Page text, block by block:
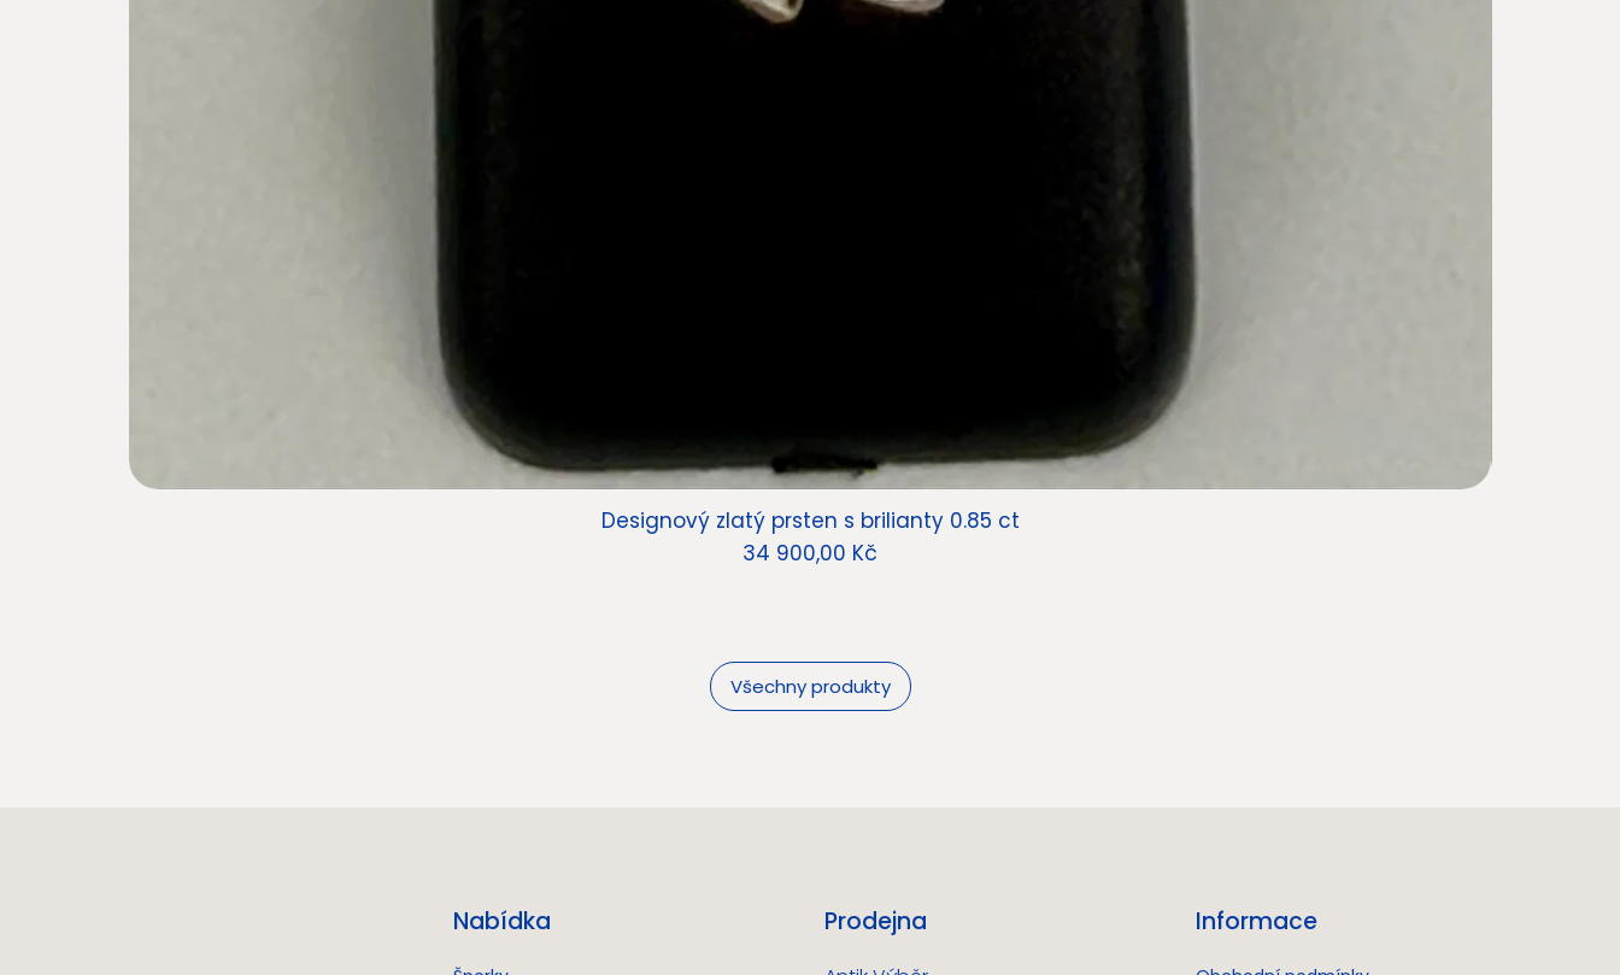
Všechny produkty
Designový zlatý prsten s brilianty 0.85 ct
Cena
34 900,00 Kč
Nabídka Prodejna Informace